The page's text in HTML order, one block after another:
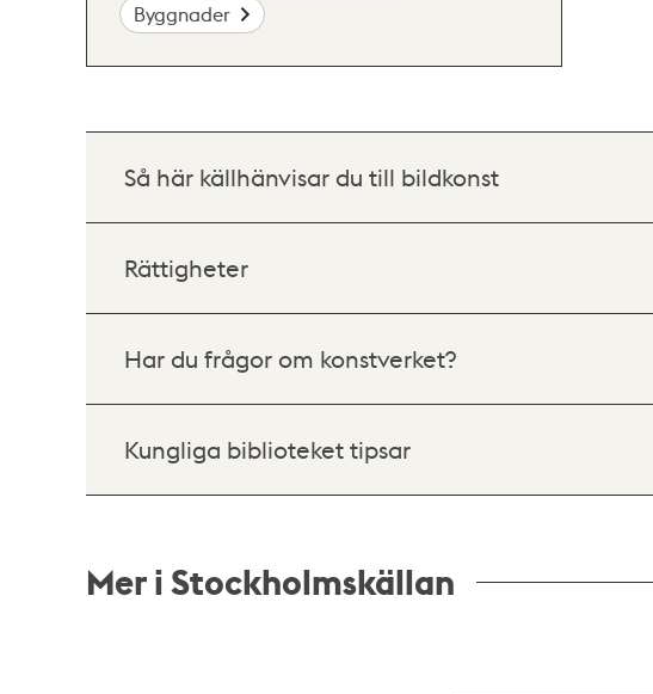
Byggnader
Så här källhänvisar du till bildkonst
Rättigheter
Har du frågor om konstverket?
Kungliga biblioteket tipsar
Mer i Stockholmskällan